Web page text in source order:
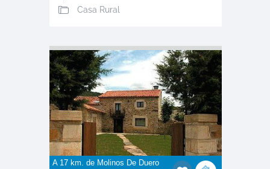
Casa Rural
A 17 km. de Molinos De Duero